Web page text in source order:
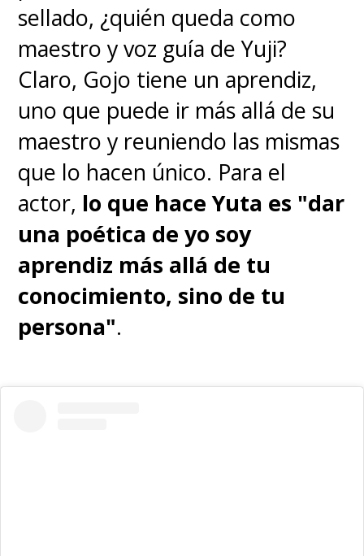
sellado, ¿quién queda como
maestro y voz guía de Yuji?
Claro, Gojo tiene un aprendiz,
uno que puede ir más allá de su
maestro y reuniendo las mismas
que lo hacen único. Para el
actor, lo que hace Yuta es "dar
una poética de yo soy
aprendiz más allá de tu
conocimiento, sino de tu
persona".